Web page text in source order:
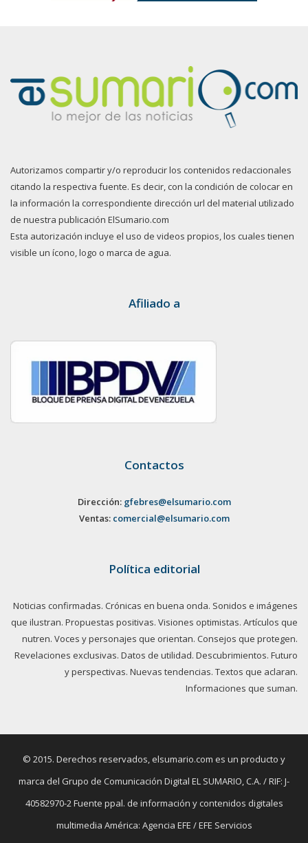
Autorizamos compartir y/o reproducir los contenidos redaccionales
citando la respectiva fuente. Es decir, con la condición de colocar en
la información la correspondiente dirección url del material utilizado
de nuestra publicación ElSumario.com
Esta autorización incluye el uso de videos propios, los cuales tienen
visible un ícono, logo o marca de agua.
Afiliado a
Contactos
Dirección: gfebres@elsumario.com
Ventas: comercial@elsumario.com
Política editorial
Noticias confirmadas. Crónicas en buena onda. Sonidos e imágenes
que ilustran. Propuestas positivas. Visiones optimistas. Artículos que
nutren. Voces y personajes que orientan. Consejos que protegen.
Revelaciones exclusivas. Datos de utilidad. Descubrimientos. Futuro
y perspectivas. Nuevas tendencias. Textos que aclaran.
Informaciones que suman.
© 2015. Derechos reservados, elsumario.com es un producto y
marca del Grupo de Comunicación Digital EL SUMARIO, C.A. / RIF: J-
40582970-2 Fuente ppal. de información y contenidos digitales
multimedia América: Agencia EFE / EFE Servicios